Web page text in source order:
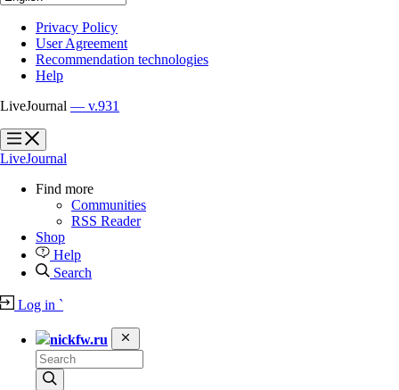
Privacy Policy
User Agreement
Recommendation technologies
Help
LiveJournal — v.931
?
?
LiveJournal
Find more
Communities
RSS Reader
Shop
Help
Search
Log in `
nickfw.ru